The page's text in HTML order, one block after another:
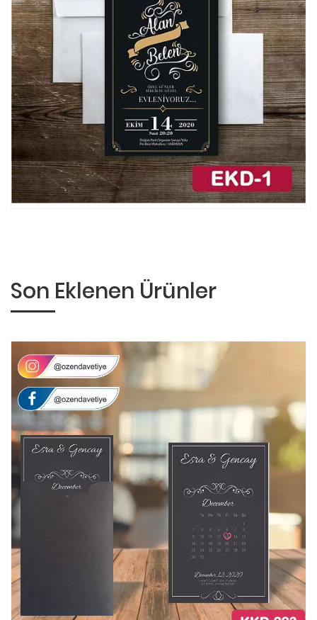
Son Eklenen Ürünler